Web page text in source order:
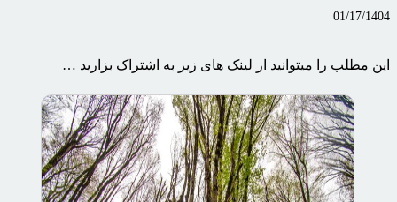
01/17/1404
این مطلب را میتوانید از لینک های زیر به اشتراک بزارید …